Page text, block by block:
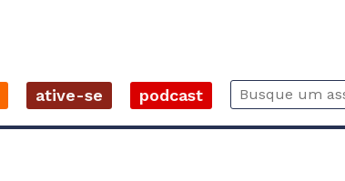
ative-se podcast